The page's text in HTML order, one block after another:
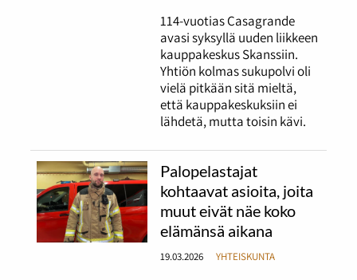
114-vuotias Casagrande
avasi syksyllä uuden liikkeen
kauppakeskus Skanssiin.
Yhtiön kolmas sukupolvi oli
vielä pitkään sitä mieltä,
että kauppakeskuksiin ei
lähdetä, mutta toisin kävi.
Palopelastajat
kohtaavat asioita, joita
muut eivät näe koko
elämänsä aikana
19.03.2026 YHTEISKUNTA